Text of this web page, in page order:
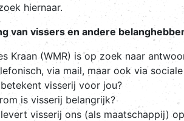
hiernaar.
van vissers en andere
Kraan (WMR) is op zoek naar
via mail, maar ook via
visserij voor jou?
is visserij belangrijk?
levert visserij ons (als maatschappij)